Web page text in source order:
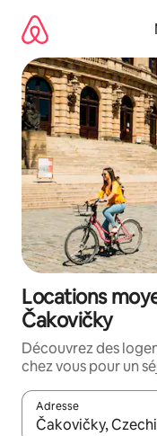
directement
contenu
Locations
Čakovičky
Découvrez des
chez vous pour un
Adresse
Lorsque les